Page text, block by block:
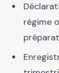
régime